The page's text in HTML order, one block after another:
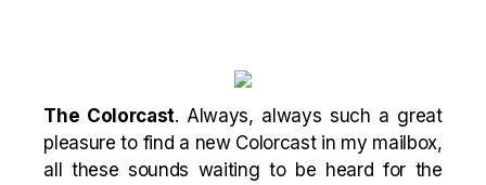
The Colorcast. Always, always such a great
pleasure to find a new Colorcast in my mailbox,
all these sounds waiting to be heard for the